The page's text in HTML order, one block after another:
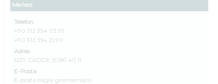
Merkez
Telefon
+90 312 354 03 99
+90 312 354 21 90
Adres
1231. CADDE (ESKİ 41) 11
E-Posta
E-posta bilgisi girilmemiştir.